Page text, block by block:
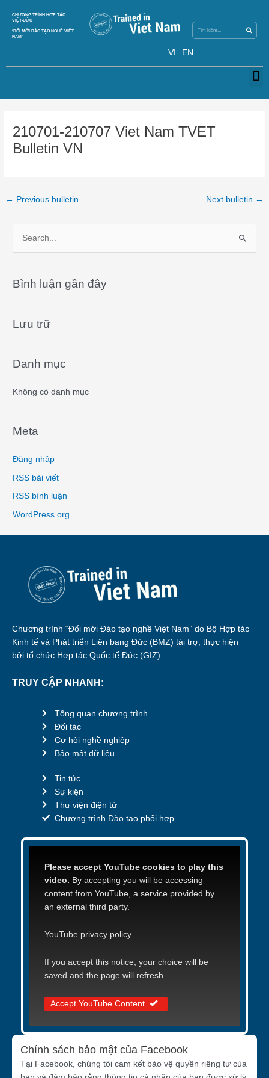
content
CHƯƠNG TRÌNH HỢP TÁC
VIỆT-ĐỨC
‘ĐỔI MỚI ĐÀO TẠO NGHỀ VIỆT
NAM’
VI EN
210701-210707 Viet Nam TVET
Bulletin VN
← Previous bulletin Next bulletin →
r
h
:
Bình luận gần đây
Lưu trữ
Danh mục
Không có danh mục
Meta
Đăng nhập
RSS bài viết
RSS bình luận
WordPress.org
Chương trình “Đổi mới Đào tạo nghề Việt Nam” do Bộ Hợp tác
Kinh tế và Phát triển Liên bang Đức (BMZ) tài trợ, thực hiện
bởi tổ chức Hợp tác Quốc tế Đức (GIZ).
TRUY CẬP NHANH:
Tổng quan chương trình
Đối tác
Cơ hội nghề nghiệp
Bảo mật dữ liệu
Tin tức
Sự kiện
Thư viện điện tử
Chương trình Đào tạo phối hợp
Please accept YouTube cookies to play this
video. By accepting you will be accessing
content from YouTube, a service provided by
an external third party.
YouTube privacy policy
If you accept this notice, your choice will be
saved and the page will refresh.
Accept YouTube Content
Chính sách bảo mật của Facebook
Tại Facebook, chúng tôi cam kết bảo vệ quyền riêng tư của